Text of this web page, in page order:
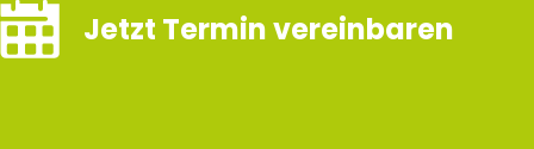
Jetzt Termin vereinbaren